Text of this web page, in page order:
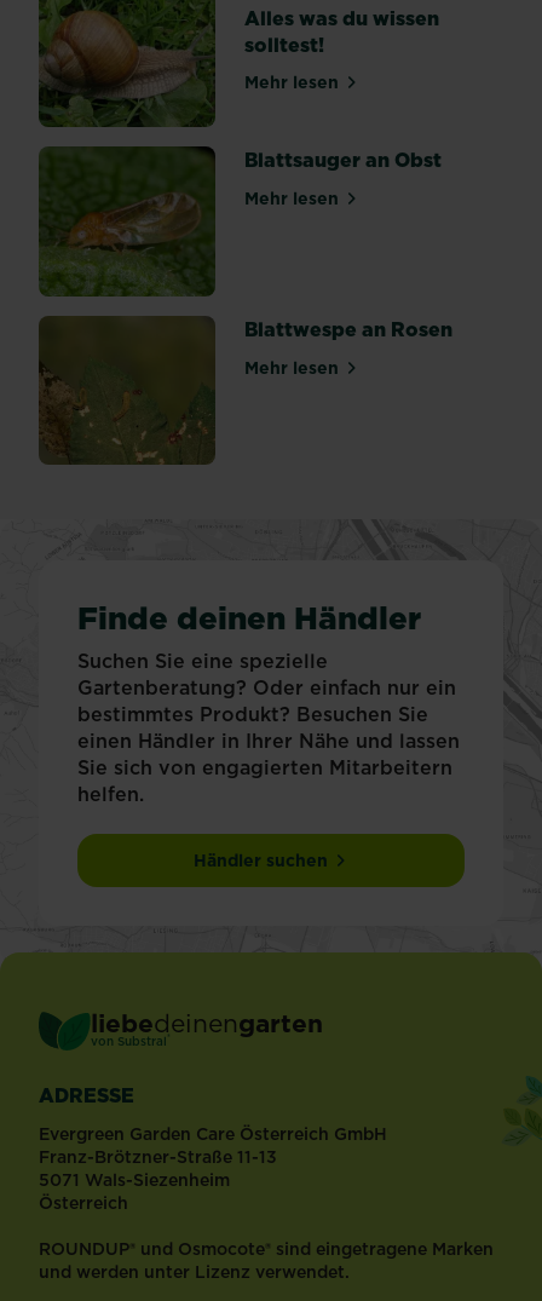
Alles was du wissen
solltest!
Mehr lesenüber Schnecken im
Blattsauger an Obst
Mehr lesenüber Blattsauger an Obst
Blattwespe an Rosen
Mehr lesenüber Blattwespe an Rosen
Finde deinen Händler
Suchen Sie eine spezielle
Gartenberatung? Oder einfach nur ein
bestimmtes Produkt? Besuchen Sie
einen Händler in Ihrer Nähe und lassen
Sie sich von engagierten Mitarbeitern
helfen.
Händler suchen
liebedeinengarten
von Substral ®
ADRESSE
Evergreen Garden Care Österreich GmbH
Franz-Brötzner-Straße 11-13
5071 Wals-Siezenheim
Österreich
ROUNDUP® und Osmocote® sind eingetragene Marken
und werden unter Lizenz verwendet.